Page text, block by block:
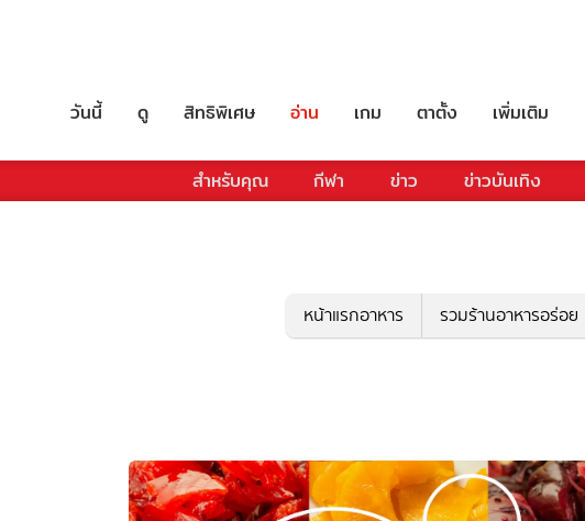
วันนี้ ดู สิทธิพิเศษ อ่าน เกม ตาตั้ง เพิ่มเติม
สำหรับคุณ กีฬา ข่าว ข่าวบันเทิง
หน้าแรกอาหาร รวมร้านอาหารอร่อย